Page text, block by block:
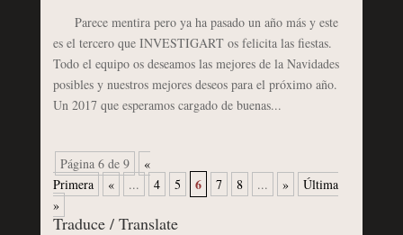
Parece mentira pero ya ha pasado un año más y este
es el tercero que INVESTIGART os felicita las fiestas.
Todo el equipo os deseamos las mejores de la Navidades
posibles y nuestros mejores deseos para el próximo año.
Un 2017 que esperamos cargado de buenas...
Página 6 de 9
«
Primera
« ... 4 5 6 7 8 ... »
Última
»
Traduce / Translate